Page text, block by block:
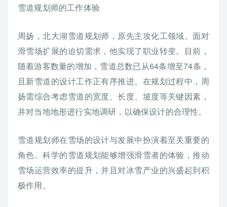
雪道规划师的工作体验
周扬，北大湖雪道规划师，原先主攻化工领域。面对
滑雪场扩展的迫切需求，他实现了职业转变。目前，
随着游客数量的增加，雪道总数已从64条增至74条，
且新雪道的设计工作正有序推进。在规划过程中，周
扬需综合考虑雪道的宽度、长度、坡度等关键因素，
并对当地地形进行实地调研，以确保设计的合理性。
雪道规划师在雪场的设计与发展中扮演着至关重要的
角色。科学的雪道规划能够增强滑雪者的体验，推动
雪场运营效率的提升，并且对冰雪产业的兴盛起到积
极作用。